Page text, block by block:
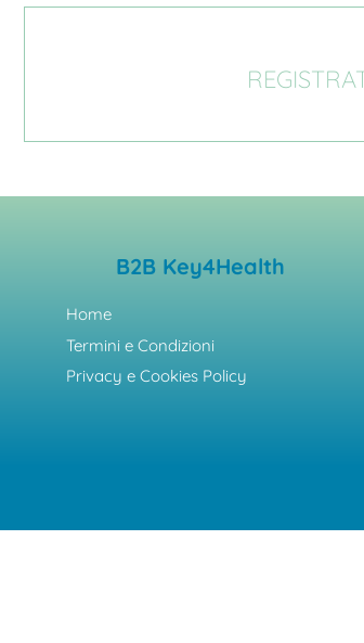
B2B Key4Health
Home
Termini e Condizioni
Privacy e Cookies Policy